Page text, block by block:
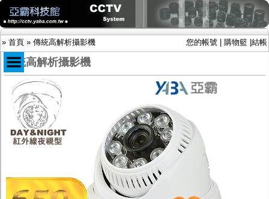
» 首頁 » 傳統高解析攝影機 您的帳號 購物籃 結帳
商品目錄
限時促銷特惠專案
IP網路攝影機及錄放影機
AHD DVR數位錄放影機
AHD半球型(適用屋內)
AHD中小型紅外線攝影機(適用騎樓、室內外)
AHD防護罩型攝影機(適用屋外，紅外線照射
距離遠）
AHD特殊功能型攝影機
傳統高解析攝影機